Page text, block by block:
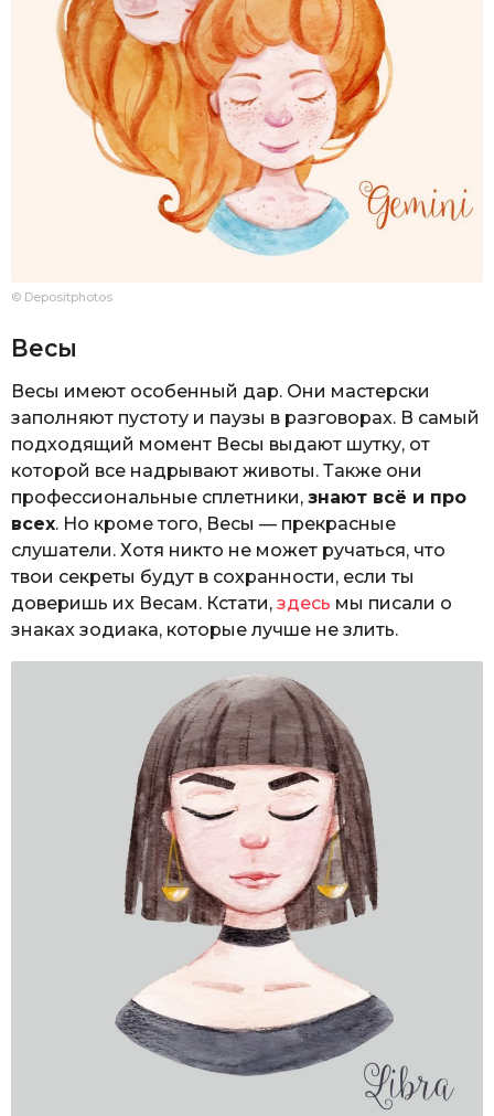
© Depositphotos
Весы
Весы имеют особенный дар. Они мастерски
заполняют пустоту и паузы в разговорах. В самый
подходящий момент Весы выдают шутку, от
которой все надрывают животы. Также они
профессиональные сплетники, знают всё и про
всех. Но кроме того, Весы — прекрасные
слушатели. Хотя никто не может ручаться, что
твои секреты будут в сохранности, если ты
доверишь их Весам. Кстати, здесь мы писали о
знаках зодиака, которые лучше не злить.